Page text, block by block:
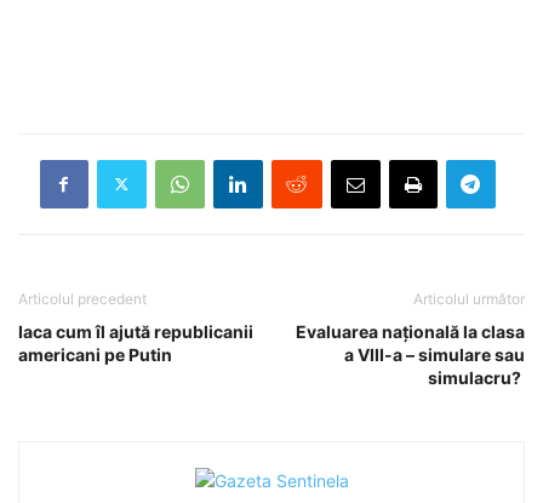
Articolul precedent
Iaca cum îl ajută republicanii
americani pe Putin
Articolul următor
Evaluarea națională la clasa
a VIII-a – simulare sau
simulacru?